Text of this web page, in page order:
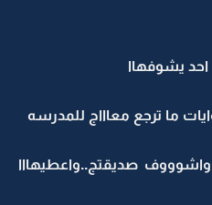
احد يشوفهاا
ما ترجع معاااج للمدرسه
صديقتج..واعطيهااا